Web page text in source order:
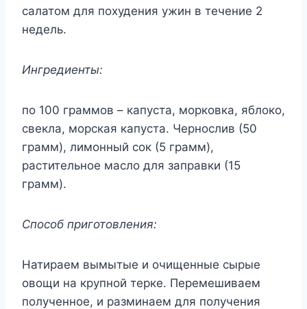
салатом для похудения ужин в течение 2
недель.
Ингредиенты:
по 100 граммов – капуста, морковка, яблоко,
свекла, морская капуста. Чернослив (50
грамм), лимонный сок (5 грамм),
растительное масло для заправки (15
грамм).
Способ приготовления:
Натираем вымытые и очищенные сырые
овощи на крупной терке. Перемешиваем
полученное, и разминаем для получения